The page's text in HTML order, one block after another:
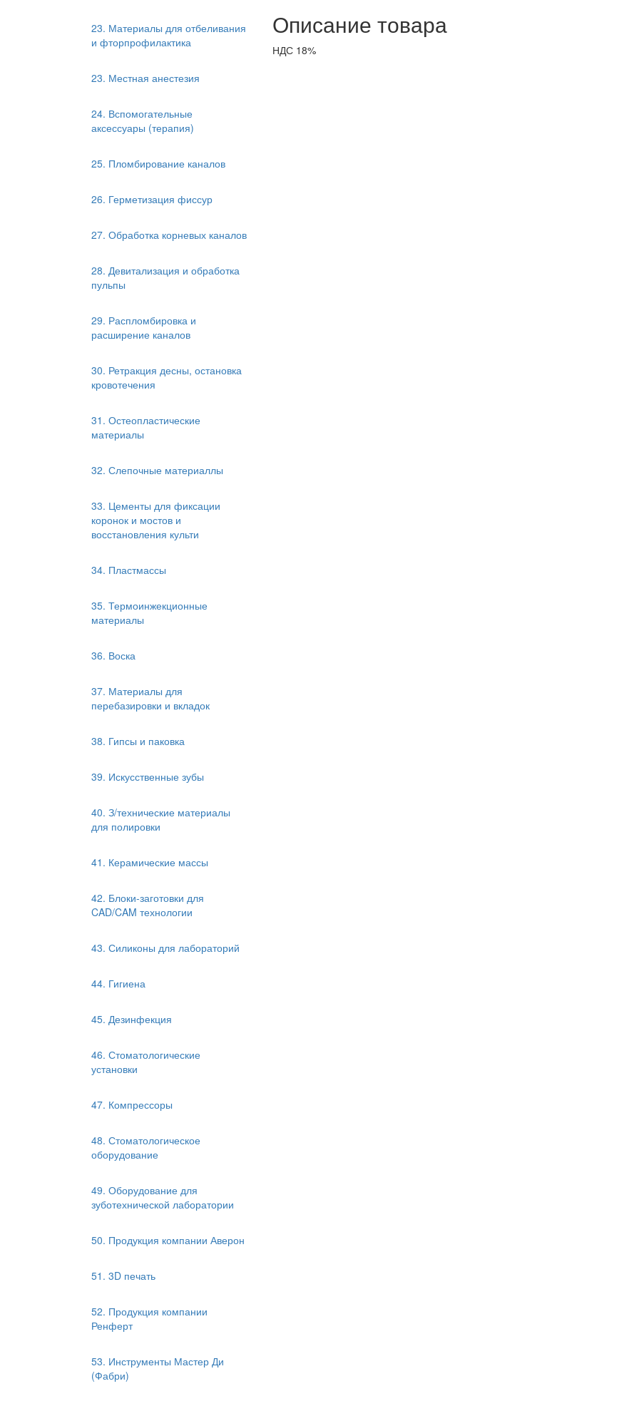
23. Материалы для отбеливания
и фторпрофилактика
23. Местная анестезия
24. Вспомогательные
аксессуары (терапия)
25. Пломбирование каналов
26. Герметизация фиссур
27. Обработка корневых каналов
28. Девитализация и обработка
пульпы
29. Распломбировка и
расширение каналов
30. Ретракция десны, остановка
кровотечения
31. Остеопластические
материалы
32. Слепочные материаллы
33. Цементы для фиксации
коронок и мостов и
восстановления культи
34. Пластмассы
35. Термоинжекционные
материалы
36. Воска
37. Материалы для
перебазировки и вкладок
38. Гипсы и паковка
39. Искусственные зубы
40. З/технические материалы
для полировки
41. Керамические массы
42. Блоки-заготовки для
CAD/CAM технологии
43. Силиконы для лабораторий
44. Гигиена
45. Дезинфекция
46. Стоматологические
установки
47. Компрессоры
48. Стоматологическое
оборудование
49. Оборудование для
зуботехнической лаборатории
50. Продукция компании Аверон
51. 3D печать
52. Продукция компании
Ренферт
53. Инструменты Мастер Ди
(Фабри)
Описание товара
НДС 18%